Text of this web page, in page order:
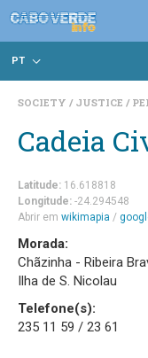
PT
SOCIETY JUSTICE
Cadeia
Latitude: 16.618818
Longitude: -24.294548
Abrir em wikimapia /
Morada:
Chãzinha - Ribeira
Ilha de S. Nicolau
Telefone(s):
235 11 59 / 23 61